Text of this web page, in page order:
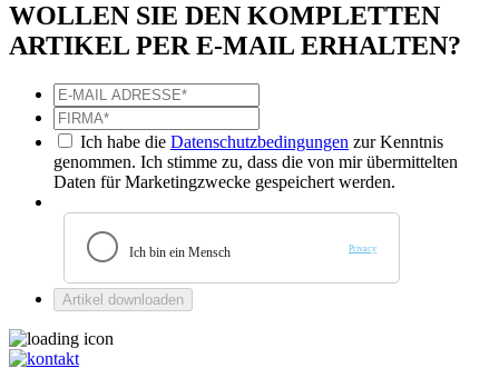
WOLLEN SIE DEN KOMPLETTEN
ARTIKEL PER E-MAIL ERHALTEN?
Ich habe die Datenschutzbedingungen zur Kenntnis
genommen. Ich stimme zu, dass die von mir übermittelten
Daten für Marketingzwecke gespeichert werden.
Artikel downloaden